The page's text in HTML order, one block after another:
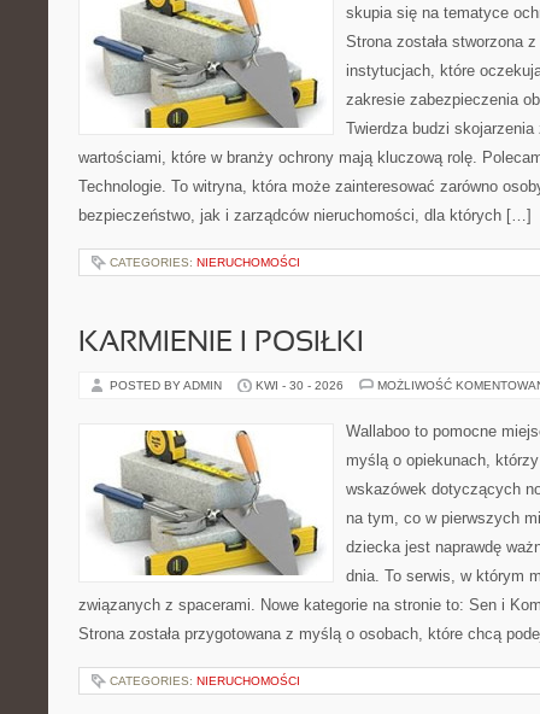
skupia się na tematyce
Strona została stworzona
instytucjach, które
zakresie zabezpieczenia
Twierdza budzi
wartościami, które w branży ochrony mają kluczową rolę.
Technologie. To witryna, która może zainteresować zarówno
bezpieczeństwo, jak i zarządców nieruchomości, dla których […]
CATEGORIES: NIERUCHOMOŚCI
KARMIENIE I POSIŁKI
POSTED BY ADMIN KWI - 30 - 2026 MOŻLIWOŚĆ
Wallaboo to pomocne
myślą o opiekunach,
wskazówek dotyczących
na tym, co w pierwszych
dziecka jest naprawdę
dnia. To serwis, w którym
związanych z spacerami. Nowe kategorie na stronie to: Sen i
Strona została przygotowana z myślą o osobach, które chcą
CATEGORIES: NIERUCHOMOŚCI